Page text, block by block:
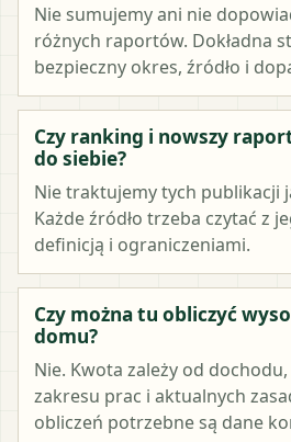
Nie sumujemy ani nie
różnych raportów. Dokładna
bezpieczny okres, źródło i
Czy ranking i nowszy
do siebie?
Nie traktujemy tych publikacji
Każde źródło trzeba czytać z
definicją i ograniczeniami.
Czy można tu obliczyć
domu?
Nie. Kwota zależy od
zakresu prac i aktualnych
obliczeń potrzebne są dane